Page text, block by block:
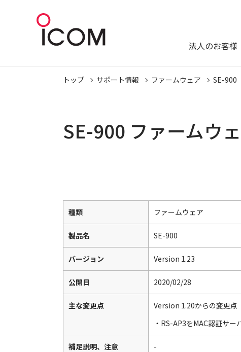
法人のお客様
トップ サポート情報 ファームウェア SE-900
SE-900 ファームウ
種類 ファームウェア
製品名 SE-900
バージョン Version 1.23
公開日 2020/02/28
主な変更点
Version 1.20からの変更点
・RS-AP3をMAC認証サ
補足説明、注意 -